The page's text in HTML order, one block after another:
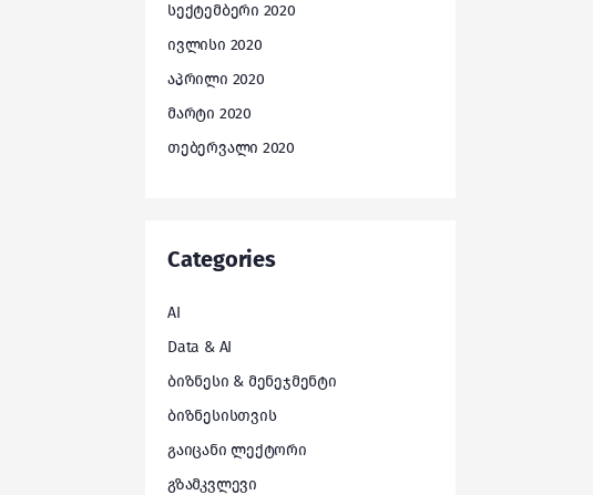
სექტემბერი 2020
ივლისი 2020
აპრილი 2020
მარტი 2020
თებერვალი 2020
Categories
AI
Data & AI
ბიზნესი & მენეჯმენტი
ბიზნესისთვის
გაიცანი ლექტორი
გზამკვლევი